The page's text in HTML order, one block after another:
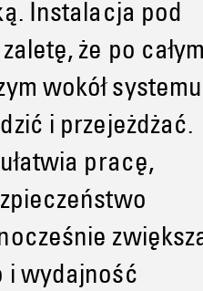
Instalacja pod
że po
wokół systemu
i przejeżdżać.
pracę,
i wydajność